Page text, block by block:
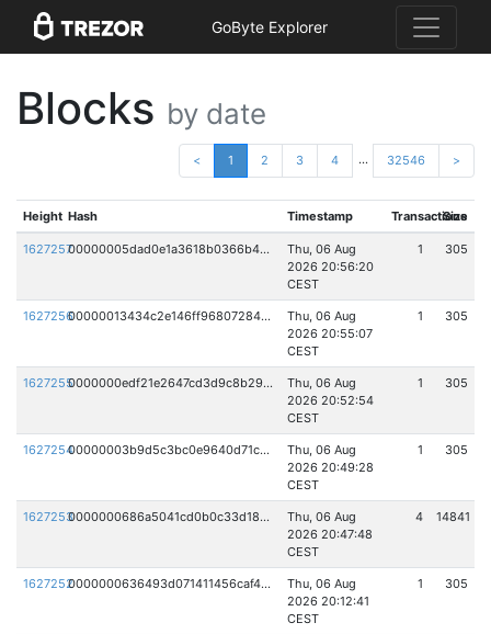
GoByte Explorer
Blocks by date
< 1 2 3 4 ... 32546 >
Height Hash Timestamp Transactions
Size
1627257 00000005dad0e1a3618b0366b4ffd9415f1a3fb4a54278fff6013c4b2d55c7bb
Thu, 06 Aug
2026 20:56:20
CEST
1 305
1627256 00000013434c2e146ff968072847564df6dddf62c62bf399ef77147c3c663a26
Thu, 06 Aug
2026 20:55:07
CEST
1 305
1627255 0000000edf21e2647cd3d9c8b294dc7fe9988226890807840a4d5742ccbaaf56
Thu, 06 Aug
2026 20:52:54
CEST
1 305
1627254 00000003b9d5c3bc0e9640d71c7a681477a56bbead6c4ba0b3cd952eabefc8aa
Thu, 06 Aug
2026 20:49:28
CEST
1 305
1627253 0000000686a5041cd0b0c33d18a6f95f13d002a02a272f69ce107d04ae84b0c2
Thu, 06 Aug
2026 20:47:48
CEST
4 14841
1627252 0000000636493d071411456caf4c4212f964c53d547dc473f2b3094264eb9407
Thu, 06 Aug
2026 20:12:41
CEST
1 305